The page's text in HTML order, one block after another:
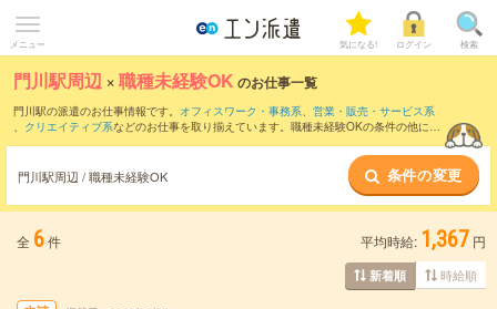
メニュー 気になる! ログイン 検索
門川駅周辺 ×職種未経験OK のお仕事一覧
門川駅の派遣のお仕事情報です。 オフィスワーク・事務系、 営業・販売・サービス系
、 クリエイティブ系などのお仕事を取り揃えています。職種未経験OKの条件の他に、
門川駅周辺 / 職種未経験OK 条件の変更
全 6件 平均時給: 1,367 円
新着順 時給順